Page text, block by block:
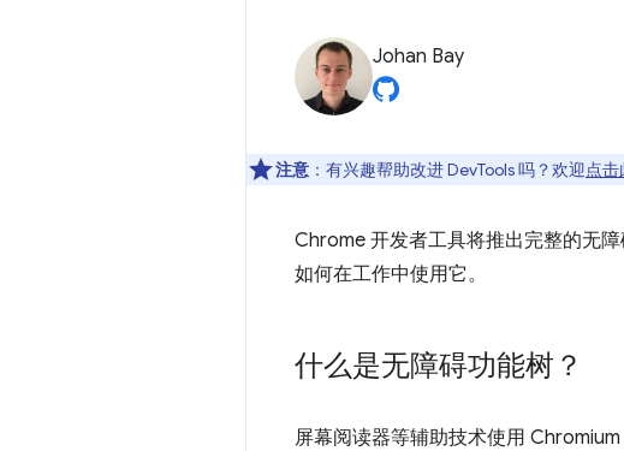
Johan Bay
注意 ：有兴趣帮助改进 DevTools 吗？欢迎点击
Chrome 开发者工具将推出完整的无
如何在工作中使用它。
什么是无障碍功能树？
屏幕阅读器等辅助技术使用